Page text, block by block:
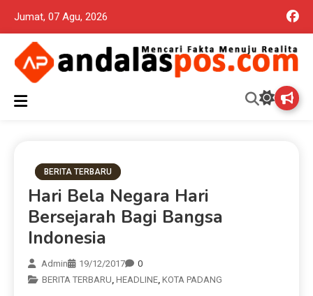
Jumat, 07 Agu, 2026
Andalas Pos Situs Berita
Mencari Fakta Menuju Realita memuat ragam berita aktual dan
terpercaya seputar politik nasional, daerah dan ragam berita
BERITA TERBARU
Hari Bela Negara Hari
Bersejarah Bagi Bangsa
Indonesia
Admin 19/12/2017
0
BERITA TERBARU HEADLINE KOTA PADANG